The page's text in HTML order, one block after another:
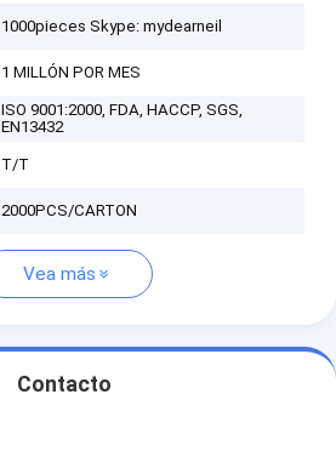
1000pieces Skype: mydearneil
1 MILLÓN POR MES
ISO 9001:2000, FDA, HACCP, SGS,
EN13432
T/T
2000PCS/CARTON
Vea más
Contacto